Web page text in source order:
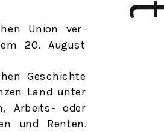
Union ver-
m 20. August
Geschichte
Land unter
Arbeits- oder
und Renten.